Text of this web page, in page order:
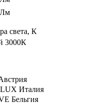
света, К
3000К
Италия
Бельгия